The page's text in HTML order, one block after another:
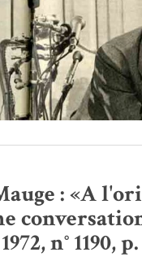
: «A
n° 1190,